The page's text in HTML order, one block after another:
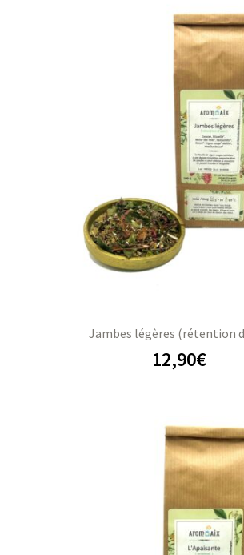
Jambes légères (rétention
12,90€